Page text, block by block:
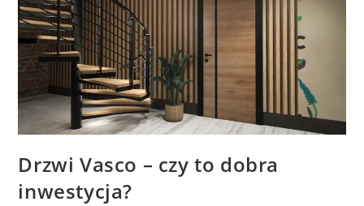
Drzwi Vasco – czy to dobra
inwestycja?